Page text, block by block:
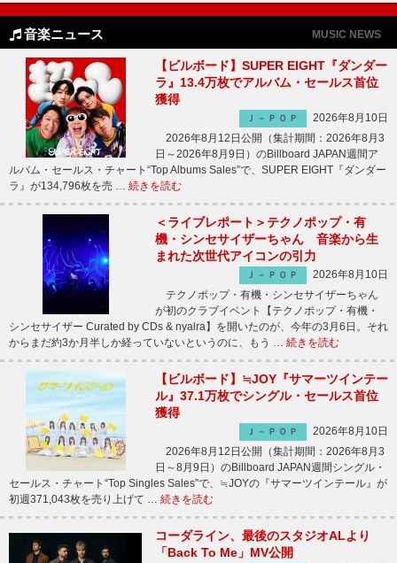
音楽ニュース MUSIC NEWS
【ビルボード】SUPER EIGHT『ダンダー
ラ』13.4万枚でアルバム・セールス首位
獲得
Ｊ－ＰＯＰ
2026年8月10日
2026年8月12日公開（集計期間：2026年8月3
日～2026年8月9日）のBillboard JAPAN週間ア
ルバム・セールス・チャート“Top Albums Sales”で、SUPER EIGHT『ダンダー
ラ』が134,796枚を売 … 続きを読む
＜ライブレポート＞テクノポップ・有
機・シンセサイザーちゃん 音楽から生
まれた次世代アイコンの引力
Ｊ－ＰＯＰ
2026年8月10日
テクノポップ・有機・シンセサイザーちゃん
が初のクラブイベント【テクノポップ・有機・
シンセサイザー Curated by CDs & nyalra】を開いたのが、今年の3月6日。それ
からまだ約3か月半しか経っていないというのに、もう … 続きを読む
【ビルボード】≒JOY『サマーツインテー
ル』37.1万枚でシングル・セールス首位
獲得
Ｊ－ＰＯＰ
2026年8月10日
2026年8月12日公開（集計期間：2026年8月3
日～8月9日）のBillboard JAPAN週間シングル・
セールス・チャート“Top Singles Sales”で、≒JOYの『サマーツインテール』が
初週371,043枚を売り上げて … 続きを読む
コーダライン、最後のスタジオALより
「Back To Me」MV公開